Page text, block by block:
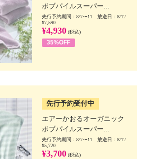
ボブパイルスーパー...
先行予約期間：8/7〜11 放送日：8/12
¥7,590
¥4,930 (税込)
35%OFF
先行予約受付中
エアーかおるオーガニック
ボブパイルスーパー...
先行予約期間：8/7〜11 放送日：8/12
¥5,720
¥3,700 (税込)